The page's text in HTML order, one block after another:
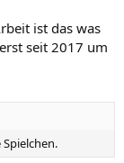
ist das was
seit 2017 um